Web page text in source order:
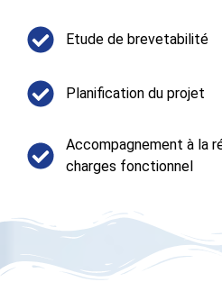
Etude de brevetabilité​
Planification du projet​
Accompagnement à la
charges fonctionnel​​